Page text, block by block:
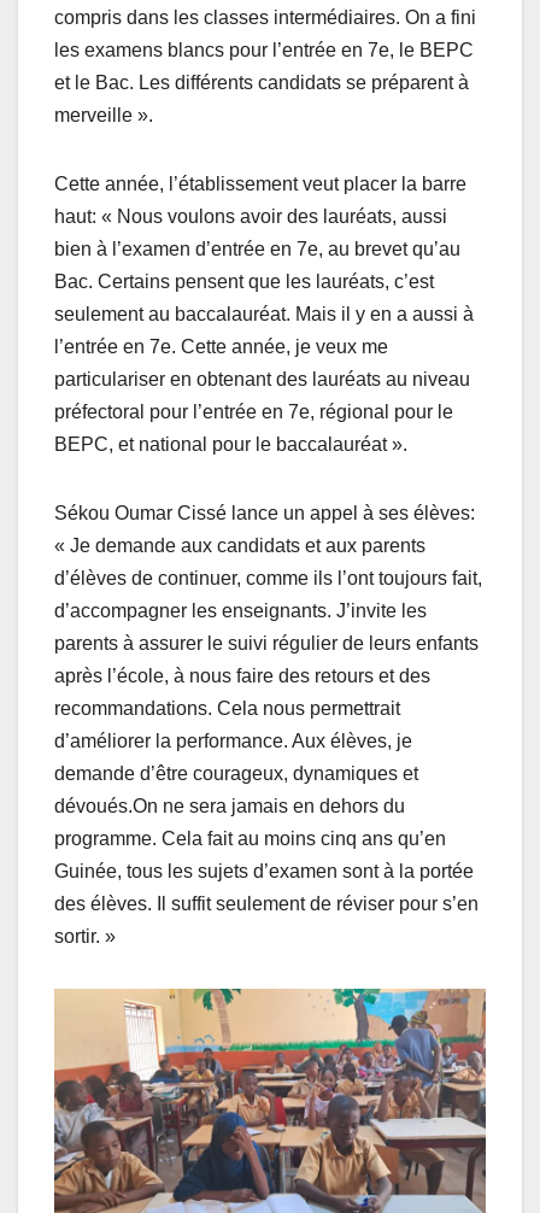
compris dans les classes intermédiaires. On a fini
les examens blancs pour l’entrée en 7e, le BEPC
et le Bac. Les différents candidats se préparent à
merveille ».
Cette année, l’établissement veut placer la barre
haut: « Nous voulons avoir des lauréats, aussi
bien à l’examen d’entrée en 7e, au brevet qu’au
Bac. Certains pensent que les lauréats, c’est
seulement au baccalauréat. Mais il y en a aussi à
l’entrée en 7e. Cette année, je veux me
particulariser en obtenant des lauréats au niveau
préfectoral pour l’entrée en 7e, régional pour le
BEPC, et national pour le baccalauréat ».
Sékou Oumar Cissé lance un appel à ses élèves:
« Je demande aux candidats et aux parents
d’élèves de continuer, comme ils l’ont toujours fait,
d’accompagner les enseignants. J’invite les
parents à assurer le suivi régulier de leurs enfants
après l’école, à nous faire des retours et des
recommandations. Cela nous permettrait
d’améliorer la performance. Aux élèves, je
demande d’être courageux, dynamiques et
dévoués.On ne sera jamais en dehors du
programme. Cela fait au moins cinq ans qu’en
Guinée, tous les sujets d’examen sont à la portée
des élèves. Il suffit seulement de réviser pour s’en
sortir. »